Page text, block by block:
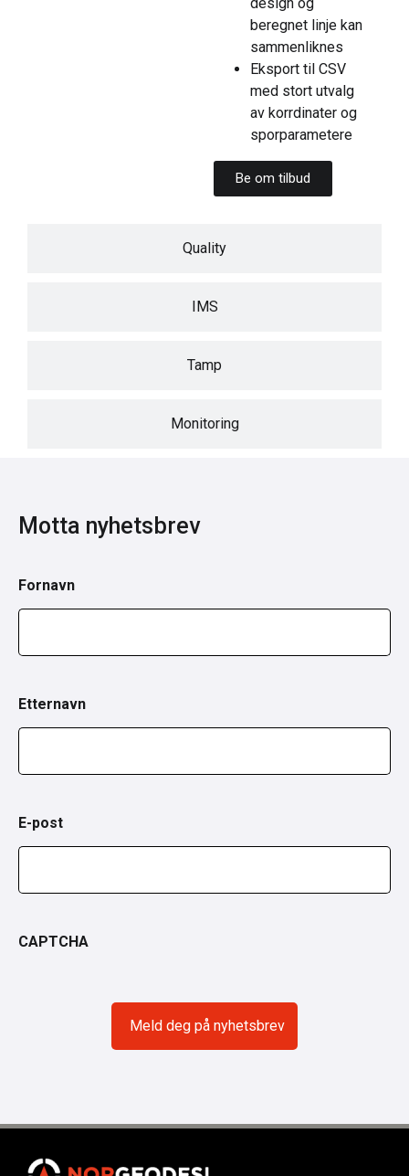
Quality
IMS
Tamp
Monitoring
beregnet linje kan
sammenliknes
Eksport til CSV
med stort utvalg
av korrdinater og
sporparametere
Be om tilbud
Motta nyhetsbrev
Fornavn
Etternavn
E-post
CAPTCHA